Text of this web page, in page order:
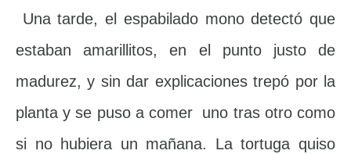
Una tarde, el espabilado mono detectó que
estaban amarillitos, en el punto justo de
madurez, y sin dar explicaciones trepó por la
planta y se puso a comer uno tras otro como
si no hubiera un mañana. La tortuga quiso